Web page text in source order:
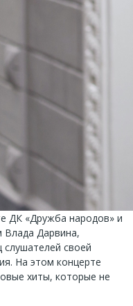
ДК «Дружба народов» и
Влада Дарвина,
своей
На этом концерте
хиты, которые не